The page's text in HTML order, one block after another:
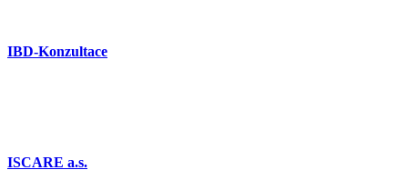
IBD-Konzultace
ISCARE a.s.